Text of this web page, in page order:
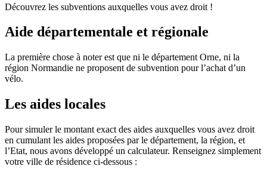
Découvrez les subventions auxquelles vous avez droit !
Aide départementale et régionale
La première chose à noter est que ni le département Orne, ni la
région Normandie ne proposent de subvention pour l’achat d’un
vélo.
Les aides locales
Pour simuler le montant exact des aides auxquelles vous avez droit
en cumulant les aides proposées par le département, la région, et
l’Etat, nous avons développé un calculateur. Renseignez simplement
votre ville de résidence ci-dessous :